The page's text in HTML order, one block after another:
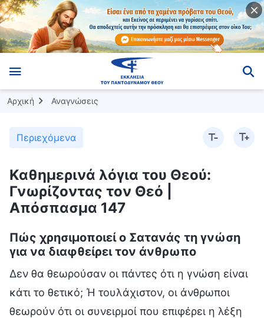
Αρχική Αναγνώσεις
Περιεχόμενα
Καθημερινά λόγια του Θεού:
Γνωρίζοντας τον Θεό |
Απόσπασμα 147
Πώς χρησιμοποιεί ο Σατανάς τη γνώση
για να διαφθείρει τον άνθρωπο
Δεν θα θεωρούσαν οι πάντες ότι η γνώση είναι
κάτι το θετικό; Ή τουλάχιστον, οι άνθρωποι
θεωρούν ότι οι συνειρμοί που επιφέρει η λέξη